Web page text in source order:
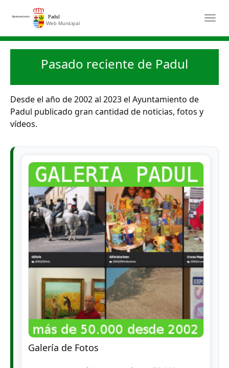
Saltar al contenido principal
Pasado reciente de Padul
Desde el año de 2002 al 2023 el Ayuntamiento de
Padul publicado gran cantidad de noticias, fotos y
vídeos.
Galería de Fotos